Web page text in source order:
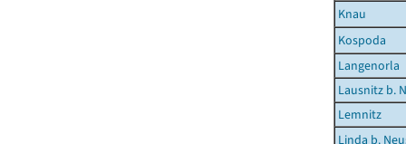
Knau
Kospoda
Langenorla
Lausnitz b.
Lemnitz
Linda b.